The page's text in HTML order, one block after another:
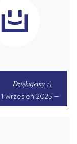
Dziękujemy :)
wrzesień 2025